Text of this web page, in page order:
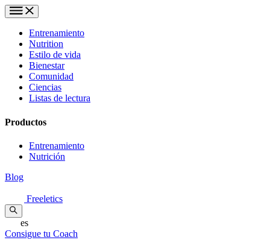
Entrenamiento
Nutrition
Estilo de vida
Bienestar
Comunidad
Ciencias
Listas de lectura
Productos
Entrenamiento
Nutrición
Blog
Freeletics
es
Consigue tu Coach